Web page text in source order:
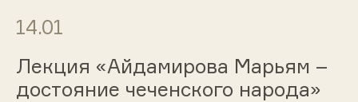
14.01
Лекция «Айдамирова Марьям –
достояние чеченского народа»